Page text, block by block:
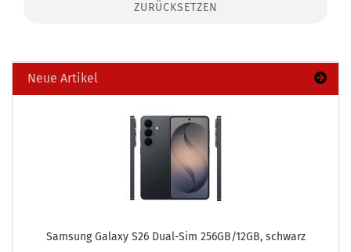
ZURÜCKSETZEN
Neue Artikel
Sam­sung Ga­la­xy S26 Dual-​Sim 256GB/12GB, schwarz